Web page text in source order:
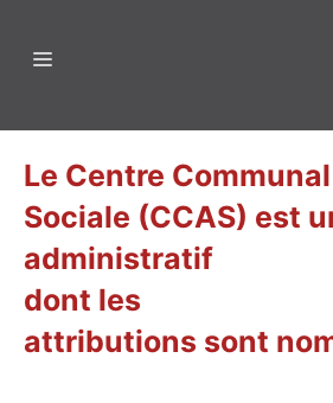
contenu
Menu
Le Centre Communal
Sociale (CCAS) est
administratif
dont les
attributions sont